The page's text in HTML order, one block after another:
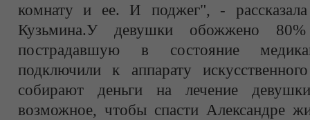
комнату и ее. И поджег", -
Кузьмина.У девушки обожжено
пострадавшую в состояние
подключили к аппарату
собирают деньги на лечение
возможное, чтобы спасти Александре